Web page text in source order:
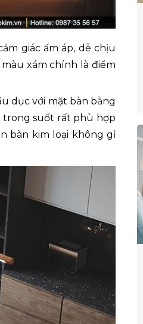
giác ấm áp, dễ chịu
xám chính là điểm
dục với mặt bàn bằng
trong suốt rất phù hợp
bàn kim loại không gỉ